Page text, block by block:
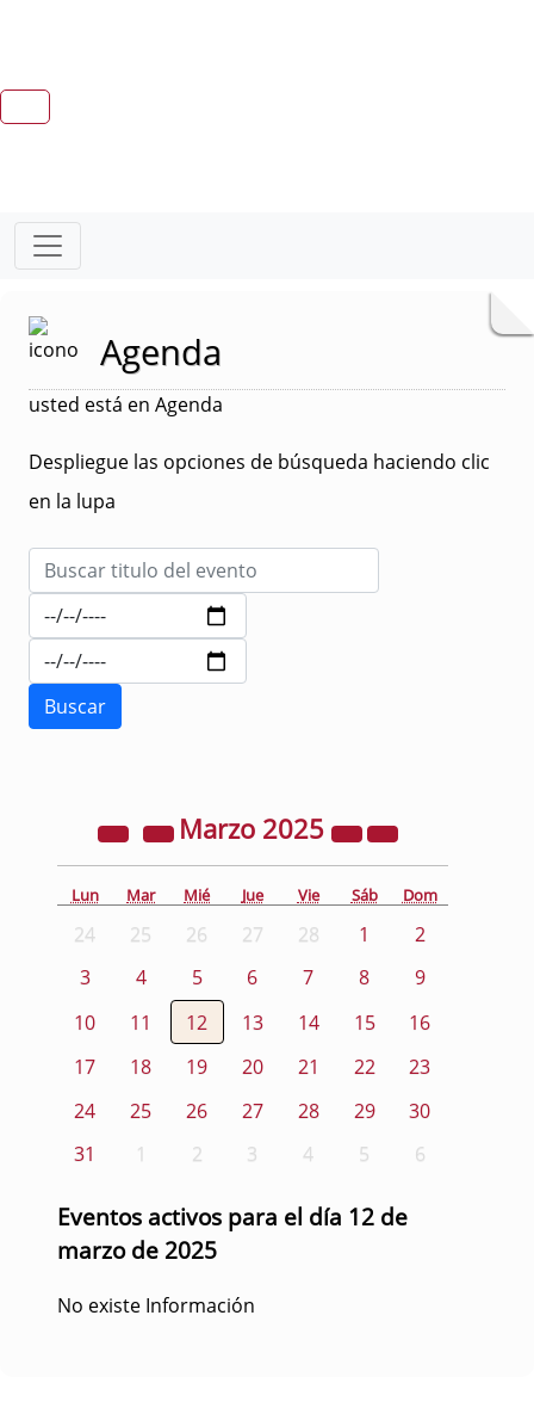
Agenda
usted está en Agenda
Despliegue las opciones de búsqueda haciendo clic
en la lupa
Marzo 2025
Lun Mar Mié Jue Vie Sáb Dom
24 25 26 27 28 1
2
3
4 5 6 7 8
9
10
11 12 13 14 15
16
17
18 19 20 21 22
23
24
25 26 27 28 29
30
31
1 2 3 4 5 6
Eventos activos para el día 12 de
marzo de 2025
No existe Información